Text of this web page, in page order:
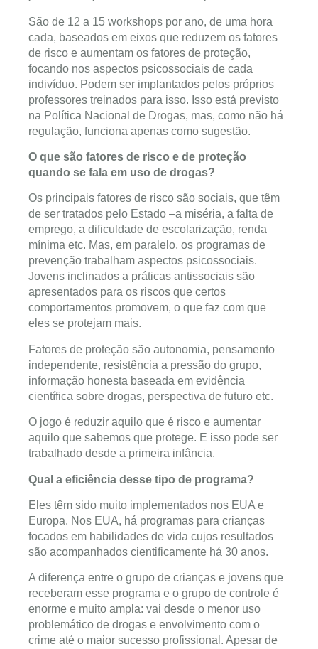
São de 12 a 15 workshops por ano, de uma hora
cada, baseados em eixos que reduzem os fatores
de risco e aumentam os fatores de proteção,
focando nos aspectos psicossociais de cada
indivíduo. Podem ser implantados pelos próprios
professores treinados para isso. Isso está previsto
na Política Nacional de Drogas, mas, como não há
regulação, funciona apenas como sugestão.
O que são fatores de risco e de proteção
quando se fala em uso de drogas?
Os principais fatores de risco são sociais, que têm
de ser tratados pelo Estado –a miséria, a falta de
emprego, a dificuldade de escolarização, renda
mínima etc. Mas, em paralelo, os programas de
prevenção trabalham aspectos psicossociais.
Jovens inclinados a práticas antissociais são
apresentados para os riscos que certos
comportamentos promovem, o que faz com que
eles se protejam mais.
Fatores de proteção são autonomia, pensamento
independente, resistência a pressão do grupo,
informação honesta baseada em evidência
científica sobre drogas, perspectiva de futuro etc.
O jogo é reduzir aquilo que é risco e aumentar
aquilo que sabemos que protege. E isso pode ser
trabalhado desde a primeira infância.
Qual a eficiência desse tipo de programa?
Eles têm sido muito implementados nos EUA e
Europa. Nos EUA, há programas para crianças
focados em habilidades de vida cujos resultados
são acompanhados cientificamente há 30 anos.
A diferença entre o grupo de crianças e jovens que
receberam esse programa e o grupo de controle é
enorme e muito ampla: vai desde o menor uso
problemático de drogas e envolvimento com o
crime até o maior sucesso profissional. Apesar de